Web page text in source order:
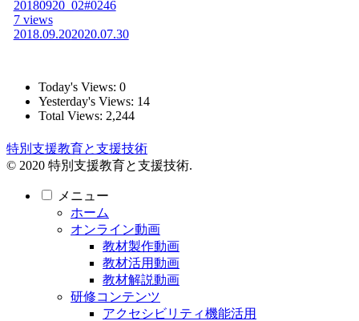
20180920_02#0246
7 views
2018.09.202020.07.30
Today's Views: 0
Yesterday's Views: 14
Total Views: 2,244
特別支援教育と支援技術
© 2020 特別支援教育と支援技術.
メニュー
ホーム
オンライン動画
教材製作動画
教材活用動画
教材解説動画
研修コンテンツ
アクセシビリティ機能活用